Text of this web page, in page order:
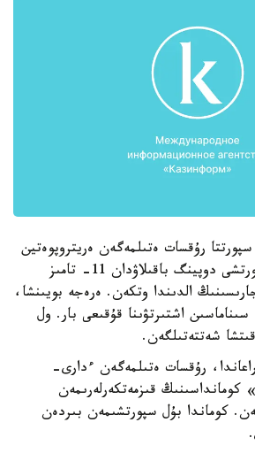
رۇقسات ەتىلمەگەن ەريتروپوەتين
ءدارىسى تابىلعان. سپورتشى دوپينگ باقىلاۋدان 11- تامىز
الدىندا وتكەن. ەرەجە بويىنشا،
اشتىرتۋىنا قۇقىعى بار. ول
شەتتەتىلگەن.
رۇقسات ەتىلمەگەن ءدارى-
كومانداسىنىڭ قىزمەتكەرلەرىمەن
كوماندا بۇل سپورتشىمەن بىردەن